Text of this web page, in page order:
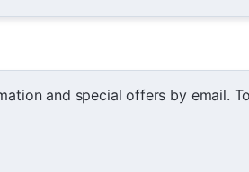
and special offers by email.